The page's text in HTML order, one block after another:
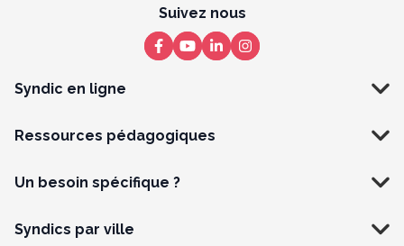
Syndic en ligne
Ressources pédagogiques
Un besoin spécifique ?
Suivez nous
Syndics par ville